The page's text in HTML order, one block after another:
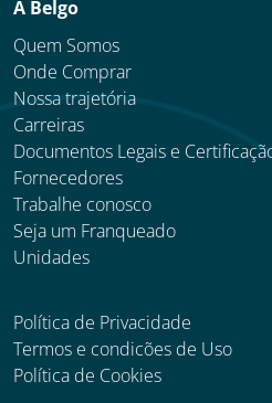
A Belgo
Quem Somos
Onde Comprar
Nossa trajetória
Carreiras
Documentos Legais e
Fornecedores
Trabalhe conosco
Seja um Franqueado
Unidades
Política de Privacidade
Termos e condicões de Uso
Política de Cookies